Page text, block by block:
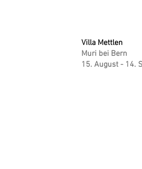
Villa Mettlen
Muri bei Bern
15. August - 14.